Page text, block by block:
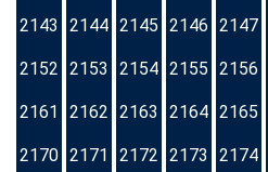
2143 2144 2145 2146 2147
2152 2153 2154 2155 2156
2161 2162 2163 2164 2165
2170 2171 2172 2173 2174